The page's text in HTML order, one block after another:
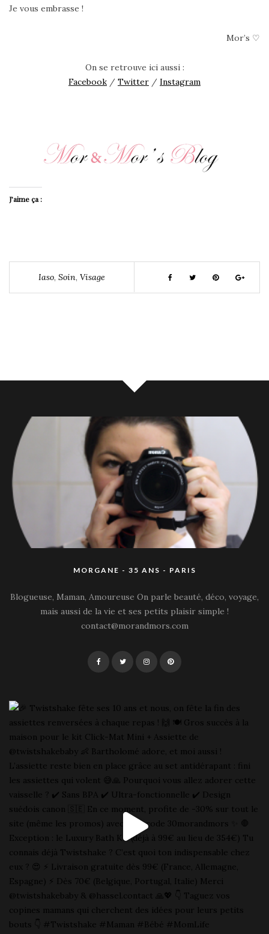
Je vous embrasse !
Mor’s ♡
On se retrouve ici aussi :
Facebook / Twitter / Instagram
J’aime ça :
Iaso, Soin, Visage
MORGANE - 35 ANS - PARIS
Blogueuse, Maman, Amoureuse On parle beauté, déco, voyage,
mais aussi de la vie et ses petits plaisir simple !
contact@morandmors.com